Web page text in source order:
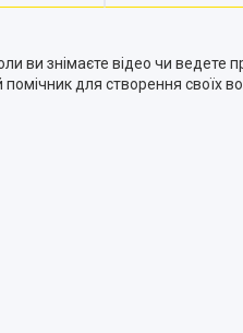
ви знімаєте відео чи
для створення своїх